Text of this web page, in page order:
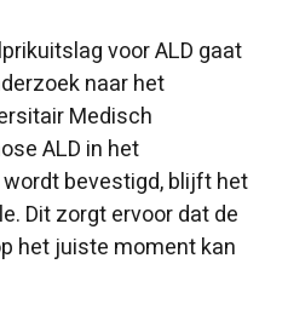
voor ALD gaat
naar het
Medisch
ALD in het
bevestigd, blijft het
Dit zorgt ervoor dat de
het juiste moment kan